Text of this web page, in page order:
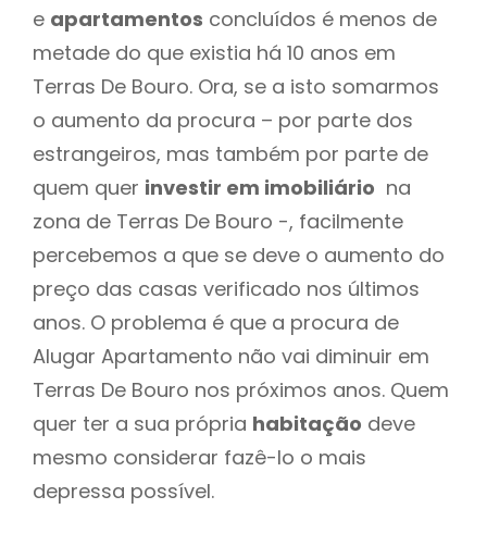
e apartamentos concluídos é menos de
metade do que existia há 10 anos em
Terras De Bouro. Ora, se a isto somarmos
o aumento da procura – por parte dos
estrangeiros, mas também por parte de
quem quer investir em imobiliário na
zona de Terras De Bouro -, facilmente
percebemos a que se deve o aumento do
preço das casas verificado nos últimos
anos. O problema é que a procura de
Alugar Apartamento não vai diminuir em
Terras De Bouro nos próximos anos. Quem
quer ter a sua própria habitação deve
mesmo considerar fazê-lo o mais
depressa possível.